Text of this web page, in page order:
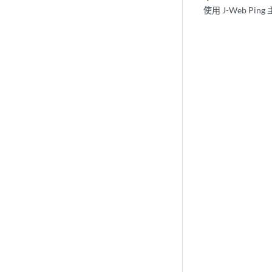
使用 J-Web Ping